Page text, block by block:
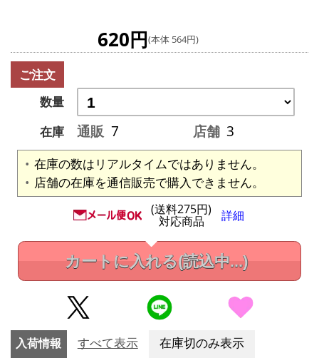
620円(本体 564円)
ご注文
数量
在庫
通販 7 店舗 3
在庫の数はリアルタイムではありません。
店舗の在庫を通信販売で購入できません。
(送料275円)
対応商品 詳細
カートに入れる(読込中...)
入荷情報 すべて表示 在庫切のみ表示